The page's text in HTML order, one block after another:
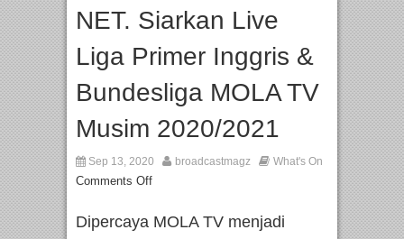
Perpaduan Warisan Dan Semangat Lokal, BIRKENSTOCK INDONESIA
Jakarta dengan Ribuan Mainan dan Produk Bayi dari Seluruh Dunia,
NET. Siarkan Live
Liga Primer Inggris &
Bundesliga MOLA TV
Musim 2020/2021
Sep 13, 2020 broadcastmagz What's On
Comments Off
Dipercaya MOLA TV menjadi